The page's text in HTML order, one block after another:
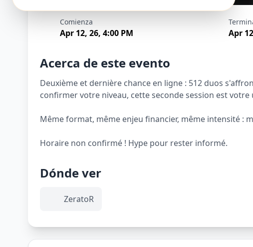
Ascension TN
Comienza
Apr 12, 26, 4:00 PM Apr
Acerca de este evento
Deuxième et dernière chance en ligne : 512 duos
confirmer votre niveau, cette seconde session est
Même format, même enjeu financier, même intensité :
Horaire non confirmé ! Hype pour rester informé.
Dónde ver
ZeratoR